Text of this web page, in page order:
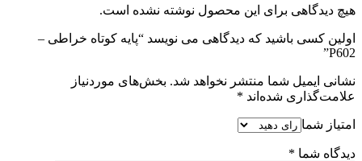
هیچ دیدگاهی برای این محصول نوشته نشده است.
اولین کسی باشید که دیدگاهی می نویسد “پایه کوتاه خراطی –
P602”
نشانی ایمیل شما منتشر نخواهد شد. بخش‌های موردنیاز
علامت‌گذاری شده‌اند *
امتیاز شما
دیدگاه شما *